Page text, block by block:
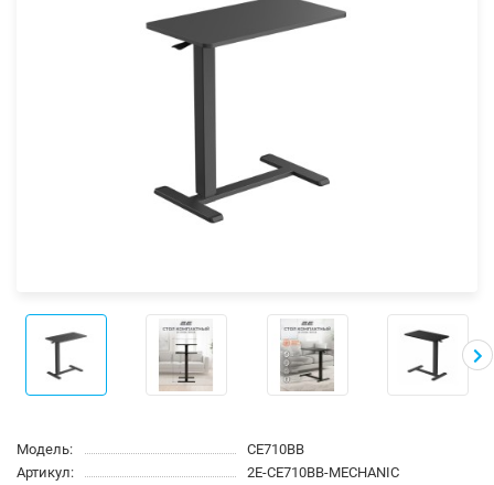
Модель:
CE710BB
Артикул:
2E-CE710BB-MECHANIC